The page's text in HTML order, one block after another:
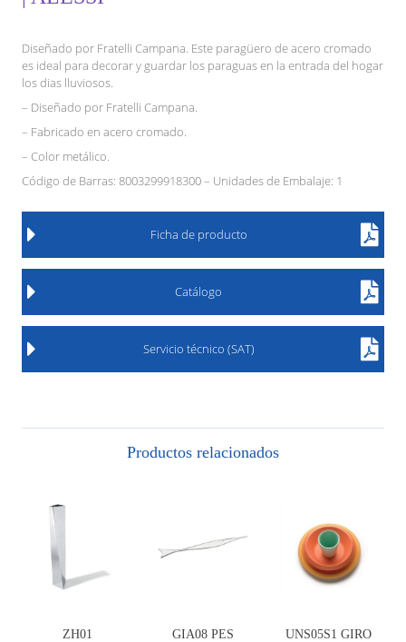
Diseñado por Fratelli Campana. Este paragüero de acero cromado
es ideal para decorar y guardar los paraguas en la entrada del hogar
los dias lluviosos.
– Diseñado por Fratelli Campana.
– Fabricado en acero cromado.
– Color metálico.
Código de Barras: 8003299918300 – Unidades de Embalaje: 1
Ficha de producto
Catálogo
Servicio técnico (SAT)
Productos relacionados
ZH01 GIA08 PES UNS05S1 GIRO